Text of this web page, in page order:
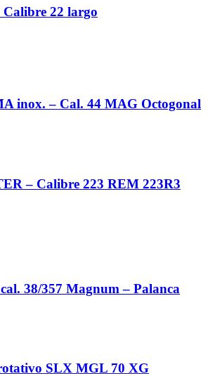
22 largo
inox. – Cal. 44 MAG Octogonal
– Calibre 223 REM 223R3
38/357 Magnum – Palanca
SLX MGL 70 XG